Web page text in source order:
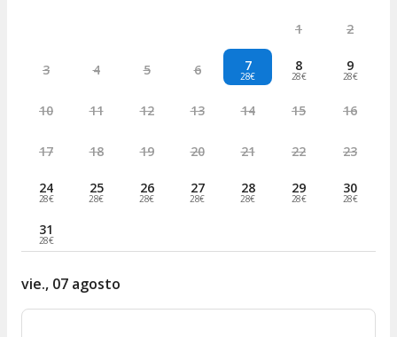
1 2
3 4 5 6 7
28€
8
28€
9
28€
10 11 12 13 14 15 16
17 18 19 20 21 22 23
24
28€
25
28€
26
28€
27
28€
28
28€
29
28€
30
28€
31
28€
vie., 07 agosto